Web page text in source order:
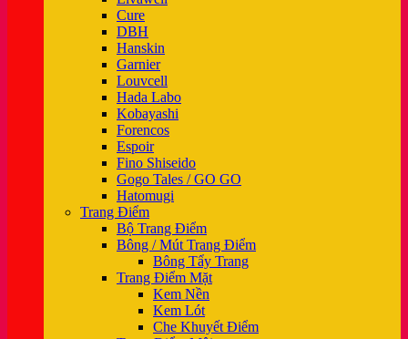
Cure
DBH
Hanskin
Garnier
Louvcell
Hada Labo
Kobayashi
Forencos
Espoir
Fino Shiseido
Gogo Tales / GO GO
Hatomugi
Trang Điểm
Bộ Trang Điểm
Bông / Mút Trang Điểm
Bông Tẩy Trang
Trang Điểm Mặt
Kem Nền
Kem Lót
Che Khuyết Điểm